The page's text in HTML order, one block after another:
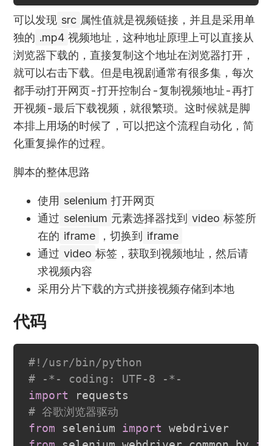
可以发现 src 属性值就是视频链接，并且是采用单
独的 .mp4 视频地址，这种地址原理上可以直接从
浏览器下载的，直接复制这个地址在浏览器打开，
就可以右击下载。但是电视剧通常有很多集，每次
都手动打开网页-打开控制台-复制视频地址-再打
开视频-最后下载视频，就很繁琐。这时候就是脚
本排上用场的时候了，可以把这个流程自动化，简
化重复操作的过程。
脚本的整体思路
使用 selenium 打开网页
通过 selenium 元素选择器找到 video 标签所
在的 iframe ，切换到
iframe
通过 video 标签，获取到视频地址，然后请
求视频内容
采用分片下载的方式拼接视频存储到本地
代码
#!/usr/bin/python
# -*- coding: UTF-8 -*-
import
# 谷歌浏览器驱动
from selenium import
webdriver